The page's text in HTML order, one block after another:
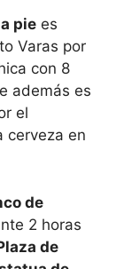
pie es
Varas por
con 8
además es
el
cerveza en
de
2 horas
de